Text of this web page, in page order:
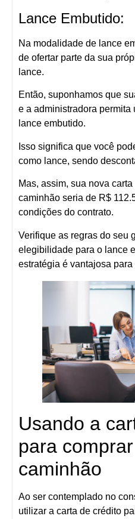
Lance Embutido:
Na modalidade de lance
de ofertar parte da sua
lance.
Então, suponhamos que
e a administradora permita
lance embutido.
Isso significa que você
como lance, sendo
Mas, assim, sua nova
caminhão seria de R$
condições do contrato.
Verifique as regras do seu
elegibilidade para o lance
estratégia é vantajosa
Usando a
para
caminhão
Ao ser contemplado no
utilizar a carta de crédito